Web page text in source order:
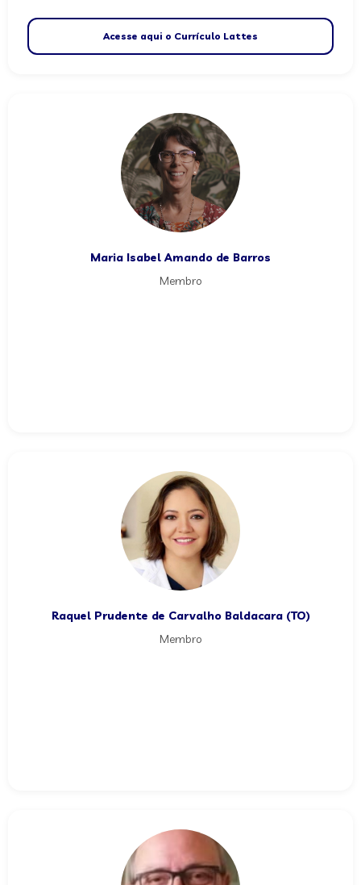
Acesse aqui o Currículo Lattes
Maria Isabel Amando de Barros
Membro
Raquel Prudente de Carvalho Baldacara (TO)
Membro